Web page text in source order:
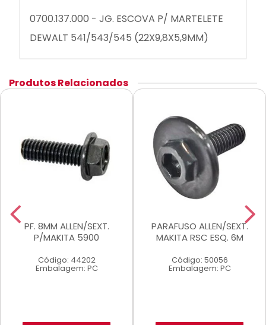
0700.137.000 - JG. ESCOVA P/ MARTELETE
DEWALT 541/543/545 (22X9,8X5,9MM)
Produtos Relacionados
PF. 8MM ALLEN/SEXT.
P/MAKITA 5900
Código: 44202
Embalagem: PC
PARAFUSO ALLEN/SEXT.
MAKITA RSC ESQ. 6M
Código: 50056
Embalagem: PC